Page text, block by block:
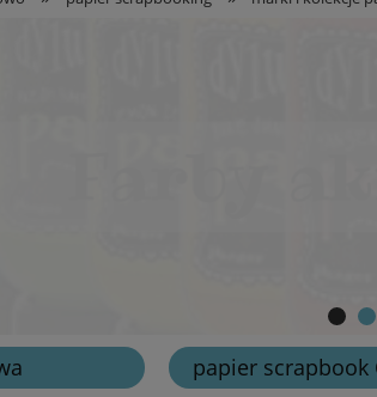
papier scrapbook